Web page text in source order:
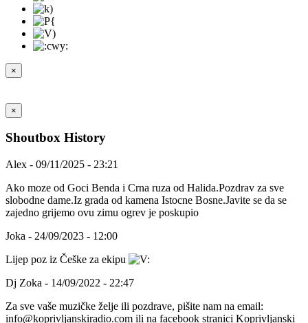
×
×
Shoutbox History
Alex - 09/11/2025 - 23:21
Ako moze od Goci Benda i Crna ruza od Halida.Pozdrav za sve
slobodne dame.Iz grada od kamena Istocne Bosne.Javite se da se
zajedno grijemo ovu zimu ogrev je poskupio
Joka - 24/09/2023 - 12:00
Lijep poz iz Češke za ekipu
Dj Zoka - 14/09/2022 - 22:47
Za sve vaše muzičke želje ili pozdrave, pišite nam na email:
info@koprivljanskiradio.com ili na facebook stranici Koprivljanski